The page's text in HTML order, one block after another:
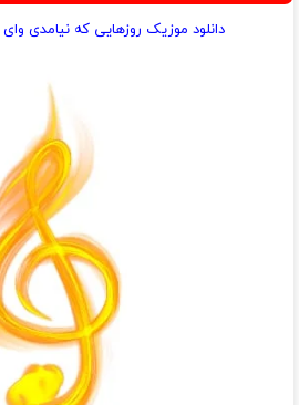
دانلود موزیک روزهایی که نیامدی